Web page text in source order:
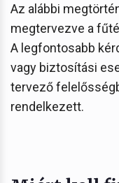
Az alábbi
megtervezve a
A legfontosabb
vagy biztosítási
tervező
rendelkezett.